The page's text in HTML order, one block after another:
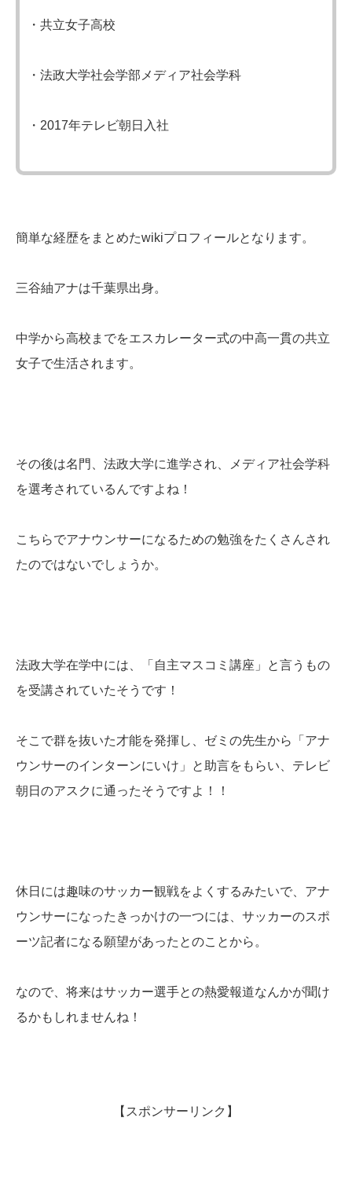
・共立女子高校
・法政大学社会学部メディア社会学科
・2017年テレビ朝日入社
簡単な経歴をまとめたwikiプロフィールとなります。
三谷紬アナは千葉県出身。
中学から高校までをエスカレーター式の中高一貫の共立
女子で生活されます。
その後は名門、法政大学に進学され、メディア社会学科
を選考されているんですよね！
こちらでアナウンサーになるための勉強をたくさんされ
たのではないでしょうか。
法政大学在学中には、「自主マスコミ講座」と言うもの
を受講されていたそうです！
そこで群を抜いた才能を発揮し、ゼミの先生から「アナ
ウンサーのインターンにいけ」と助言をもらい、テレビ
朝日のアスクに通ったそうですよ！！
休日には趣味のサッカー観戦をよくするみたいで、アナ
ウンサーになったきっかけの一つには、サッカーのスポ
ーツ記者になる願望があったとのことから。
なので、将来はサッカー選手との熱愛報道なんかが聞け
るかもしれませんね！
【スポンサーリンク】